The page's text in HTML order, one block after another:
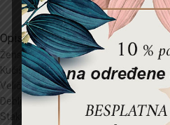
Opis
Ženski satDaniel Klein
Kućište:Metal
Veličina kućišta:21×29 mm
Debljina kućišta:
Staklo:
Mineral kristal